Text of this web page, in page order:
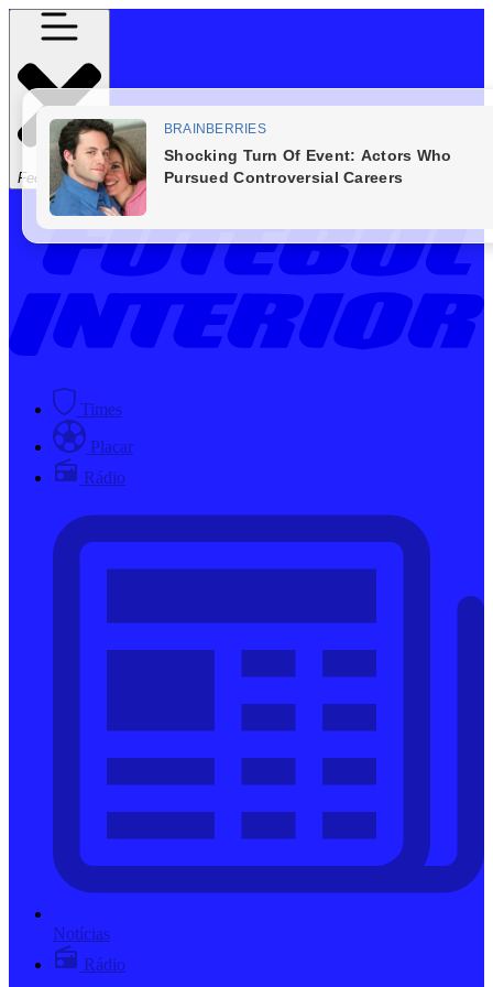
Fechar Menu
Times
Placar
Rádio
Notícias
Rádio